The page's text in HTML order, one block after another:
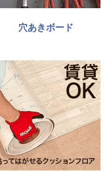
穴あきボード